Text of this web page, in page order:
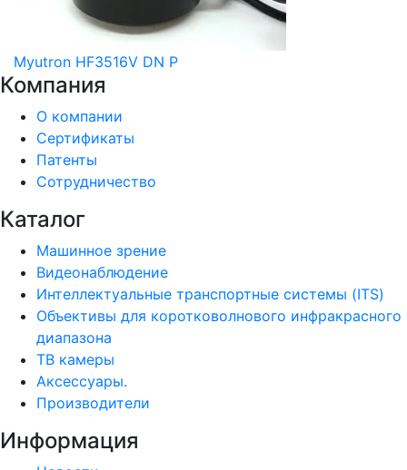
Myutron HF3516V DN P
Компания
О компании
Сертификаты
Патенты
Сотрудничество
Каталог
Машинное зрение
Видеонаблюдение
Интеллектуальные транспортные системы (ITS)
Объективы для коротковолнового инфракрасного
диапазона
ТВ камеры
Аксессуары.
Производители
Информация